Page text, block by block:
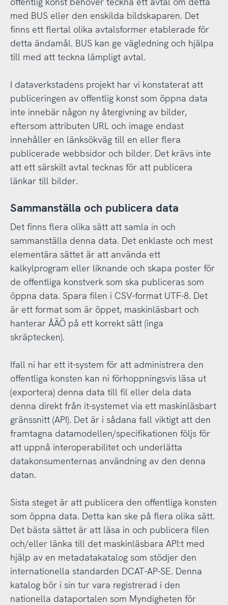
med BUS eller den enskilda bildskaparen. Det
finns ett flertal olika avtalsformer etablerade för
detta ändamål. BUS kan ge vägledning och hjälpa
till med att teckna lämpligt avtal.
I dataverkstadens projekt har vi konstaterat att
publiceringen av offentlig konst som öppna data
inte innebär någon ny återgivning av bilder,
eftersom attributen URL och image endast
innehåller en länksökväg till en eller flera
publicerade webbsidor och bilder. Det krävs inte
att ett särskilt avtal tecknas för att publicera
länkar till bilder.
Sammanställa och publicera data
Det finns flera olika sätt att samla in och
sammanställa denna data. Det enklaste och mest
elementära sättet är att använda ett
kalkylprogram eller liknande och skapa poster för
de offentliga konstverk som ska publiceras som
öppna data. Spara filen i CSV-format UTF-8. Det
är ett format som är öppet, maskinläsbart och
hanterar ÅÄÖ på ett korrekt sätt (inga
skräptecken).
Ifall ni har ett it-system för att administrera den
offentliga konsten kan ni förhoppningsvis läsa ut
(exportera) denna data till fil eller dela data
denna direkt från it-systemet via ett maskinläsbart
gränssnitt (API). Det är i sådana fall viktigt att den
framtagna datamodellen/specifikationen följs för
att uppnå interoperabilitet och underlätta
datakonsumenternas användning av den denna
datan.
Sista steget är att publicera den offentliga konsten
som öppna data. Detta kan ske på flera olika sätt.
Det bästa sättet är att läsa in och publicera filen
och/eller länka till det maskinläsbara API:t med
hjälp av en metadatakatalog som stödjer den
internationella standarden DCAT-AP-SE. Denna
katalog bör i sin tur vara registrerad i den
nationella dataportalen som Myndigheten för